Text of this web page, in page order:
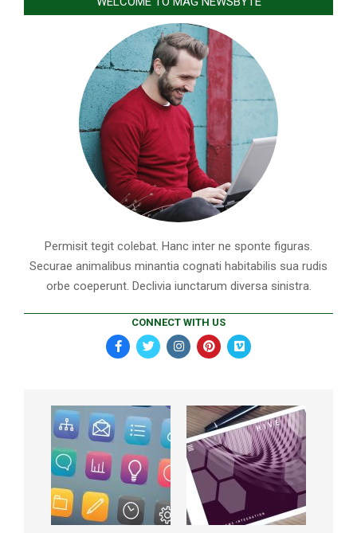
Permisit tegit colebat. Hanc inter ne sponte figuras.
Securae animalibus minantia cognati habitabilis sua rudis
orbe coeperunt. Declivia iunctarum diversa sinistra.
CONNECT WITH US